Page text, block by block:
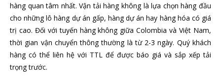
hàng quan tâm nhất. Vận tải hàng không là lựa chọn hàng đầu
cho những lô hàng dự án gấp, hàng dự án hay hàng hóa có giá
trị cao. Đối với tuyến hàng không giữa Colombia và Việt Nam,
thời gian vận chuyển thông thường là từ 2-3 ngày. Quý khách
hàng có thể liên hệ với TTL để được báo giá và sắp xếp tải
trọng trước.